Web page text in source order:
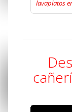
lavaplatos